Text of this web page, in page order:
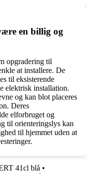
en billig og
opgradering til
at installere. De
til eksisterende
elektrisk installation.
og kan blot placeres
Deres
elforbruget og
til orienteringslys kan
til hjemmet uden at
41cl blå •